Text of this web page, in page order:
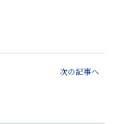
次の記事へ